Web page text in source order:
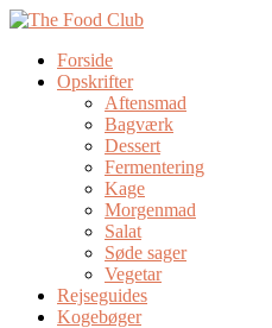
Forside
Opskrifter
Aftensmad
Bagværk
Dessert
Fermentering
Kage
Morgenmad
Salat
Søde sager
Vegetar
Rejseguides
Kogebøger